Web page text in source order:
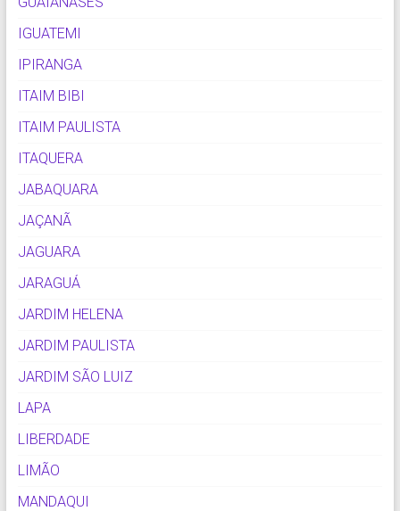
IGUATEMI
IPIRANGA
ITAIM BIBI
ITAIM PAULISTA
ITAQUERA
JABAQUARA
JAÇANÃ
JAGUARA
JARAGUÁ
JARDIM HELENA
JARDIM PAULISTA
JARDIM SÃO LUIZ
LAPA
LIBERDADE
LIMÃO
MANDAQUI